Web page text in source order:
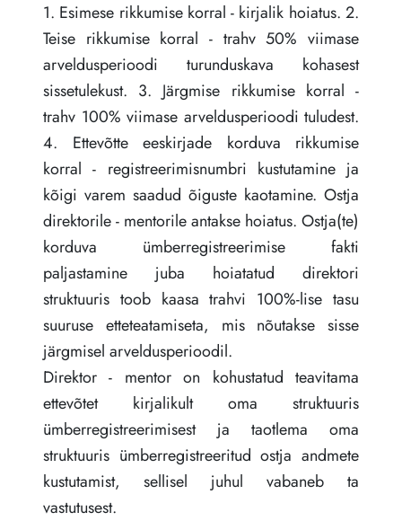
1. Esimese rikkumise korral - kirjalik hoiatus. 2.
Teise rikkumise korral - trahv 50% viimase
arveldusperioodi turunduskava kohasest
sissetulekust. 3. Järgmise rikkumise korral -
trahv 100% viimase arveldusperioodi tuludest.
4. Ettevõtte eeskirjade korduva rikkumise
korral - registreerimisnumbri kustutamine ja
kõigi varem saadud õiguste kaotamine. Ostja
direktorile - mentorile antakse hoiatus. Ostja(te)
korduva ümberregistreerimise fakti
paljastamine juba hoiatatud direktori
struktuuris toob kaasa trahvi 100%-lise tasu
suuruse etteteatamiseta, mis nõutakse sisse
järgmisel arveldusperioodil.
Direktor - mentor on kohustatud teavitama
ettevõtet kirjalikult oma struktuuris
ümberregistreerimisest ja taotlema oma
struktuuris ümberregistreeritud ostja andmete
kustutamist, sellisel juhul vabaneb ta
vastutusest.